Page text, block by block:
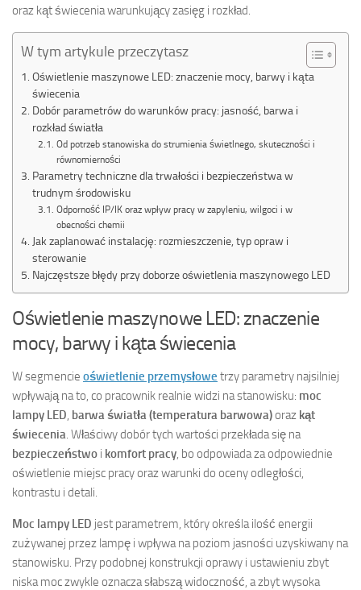
oraz kąt świecenia warunkujący zasięg i rozkład.
W tym artykule przeczytasz
Oświetlenie maszynowe LED: znaczenie mocy, barwy i kąta
świecenia
Dobór parametrów do warunków pracy: jasność, barwa i
rozkład światła
Od potrzeb stanowiska do strumienia świetlnego, skuteczności i
równomierności
Parametry techniczne dla trwałości i bezpieczeństwa w
trudnym środowisku
Odporność IP/IK oraz wpływ pracy w zapyleniu, wilgoci i w
obecności chemii
Jak zaplanować instalację: rozmieszczenie, typ opraw i
sterowanie
Najczęstsze błędy przy doborze oświetlenia maszynowego LED
Oświetlenie maszynowe LED: znaczenie
mocy, barwy i kąta świecenia
W segmencie oświetlenie przemysłowe trzy parametry najsilniej
wpływają na to, co pracownik realnie widzi na stanowisku: moc
lampy LED, barwa światła (temperatura barwowa)oraz kąt
świecenia. Właściwy dobór tych wartości przekłada się na
bezpieczeństwo i komfort pracy, bo odpowiada za odpowiednie
oświetlenie miejsc pracy oraz warunki do oceny odległości,
kontrastu i detali.
Moc lampy LED jest parametrem, który określa ilość energii
zużywanej przez lampę i wpływa na poziom jasności uzyskiwany na
stanowisku. Przy podobnej konstrukcji oprawy i ustawieniu zbyt
niska moc zwykle oznacza słabszą widoczność, a zbyt wysoka